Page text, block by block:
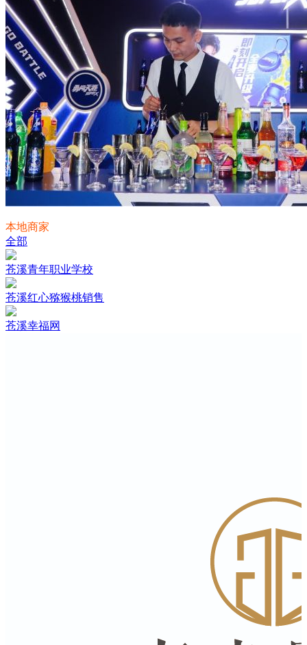
本地商家
全部
苍溪青年职业学校
苍溪红心猕猴桃销售
苍溪幸福网